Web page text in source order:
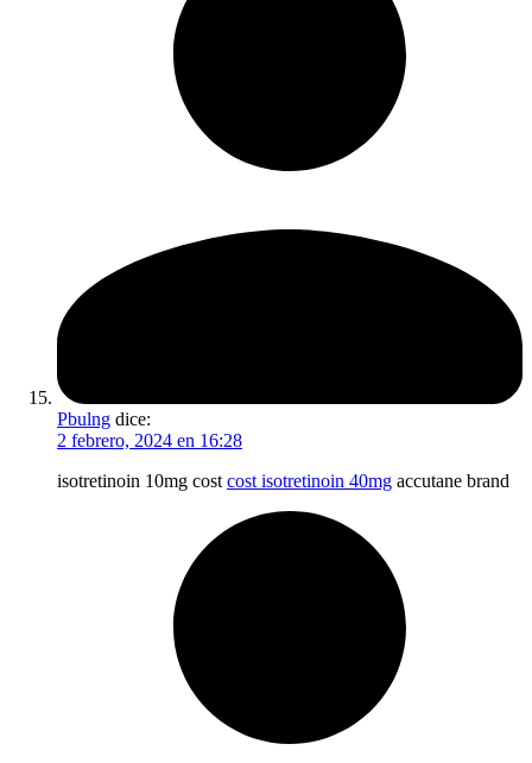
Pbulng dice:
2 febrero, 2024 en 16:28
isotretinoin 10mg cost cost isotretinoin 40mg accutane brand